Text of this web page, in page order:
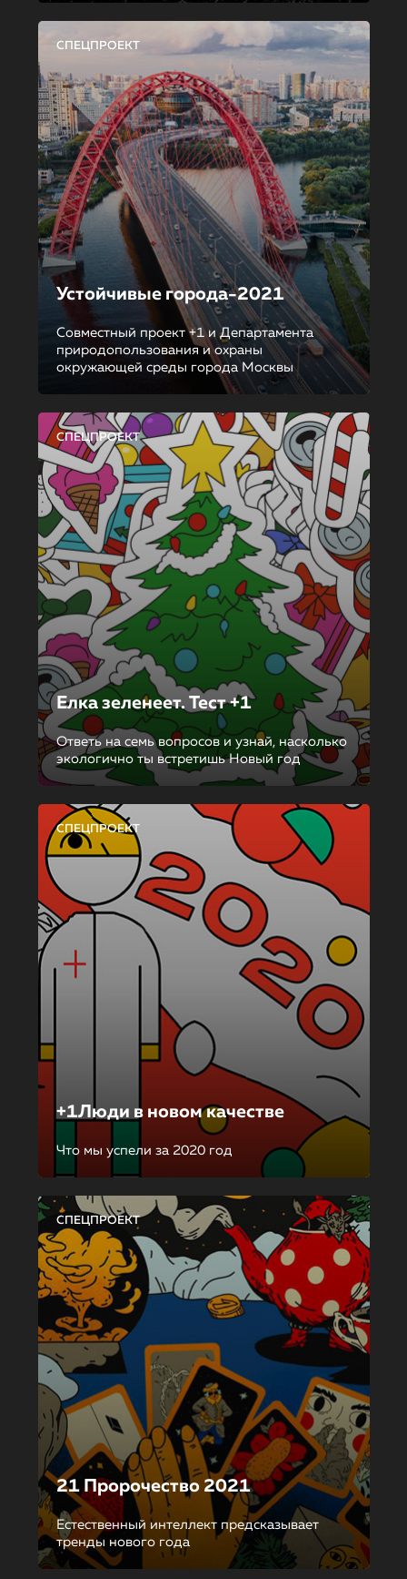
СПЕЦПРОЕКТ
Устойчивые города-2021
Совместный проект +1 и Департамента
природопользования и охраны
окружающей среды города Москвы
СПЕЦПРОЕКТ
Елка зеленеет. Тест +1
Ответь на семь вопросов и узнай, насколько
экологично ты встретишь Новый год
СПЕЦПРОЕКТ
+1Люди в новом качестве
Что мы успели за 2020 год
СПЕЦПРОЕКТ
21 Пророчество 2021
Естественный интеллект предсказывает
тренды нового года